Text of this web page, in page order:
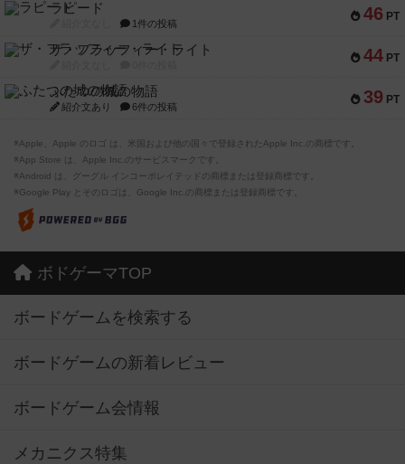
46 PT
ラピード
1件の投稿
44 PT
ザ・フラッフィー・ライト
39 PT
ふたつの城の物語
紹介文あり 6件の投稿
※Apple、Apple のロゴ は、米国および他の国々で登録されたApple Inc.の商標です。
※App Store は、Apple Inc.のサービスマークです。
※Android は、グーグル インコーポレイテッドの商標または登録商標です。
※Google Play とそのロゴは、Google Inc.の商標または登録商標です。
ボドゲーマTOP
ボードゲームを検索する
ボードゲームの新着レビュー
ボードゲーム会情報
メカニクス特集